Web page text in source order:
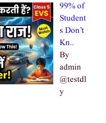
99% of
Student
s Don’t
Kn…
By
admin
@testdl
y